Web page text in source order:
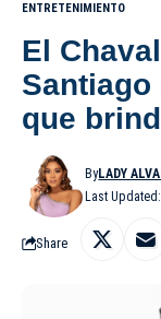
ENTRETENIMIENTO
El
Santiago
que
Last
ByLADY
Share